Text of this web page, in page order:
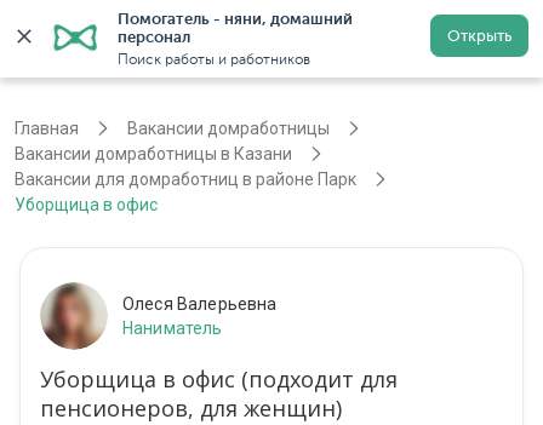
Помогатель - няни, домашний
персонал
Поиск работы и работников
Открыть
Регистрация
Главная
Вакансии домработницы
Вакансии домработницы в Казани
Вакансии для домработниц в районе Парк
Уборщица в офис
Олеся Валерьевна
Наниматель
Уборщица в офис (подходит для
пенсионеров, для женщин)